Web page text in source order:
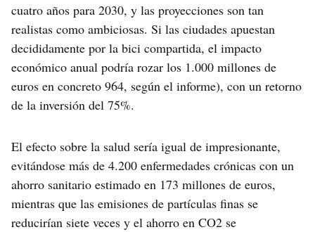
cuatro años para 2030, y las proyecciones son tan
realistas como ambiciosas. Si las ciudades apuestan
decididamente por la bici compartida, el impacto
económico anual podría rozar los 1.000 millones de
euros en concreto 964, según el informe), con un retorno
de la inversión del 75%.
El efecto sobre la salud sería igual de impresionante,
evitándose más de 4.200 enfermedades crónicas con un
ahorro sanitario estimado en 173 millones de euros,
mientras que las emisiones de partículas finas se
reducirían siete veces y el ahorro en CO2 se